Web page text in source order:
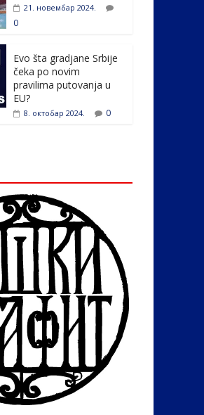
21. новембар 2024.
0
Evo šta gradjane Srbije
čeka po novim
pravilima putovanja u
EU?
8. октобар 2024. 0